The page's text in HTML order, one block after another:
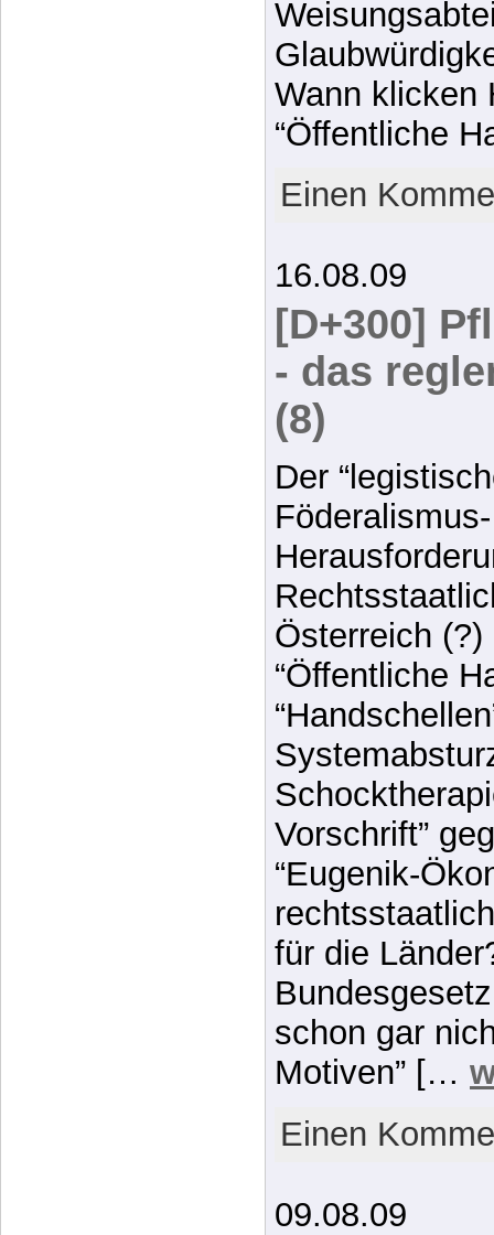
Wann klicken
“Öffentliche
Einen
16.08.09
[D+300]
- das
(8)
Der
Österreich
“Öffentliche
Vorschrift”
“Eugenik-
für die
schon gar
Motiven” […
Einen
09.08.09